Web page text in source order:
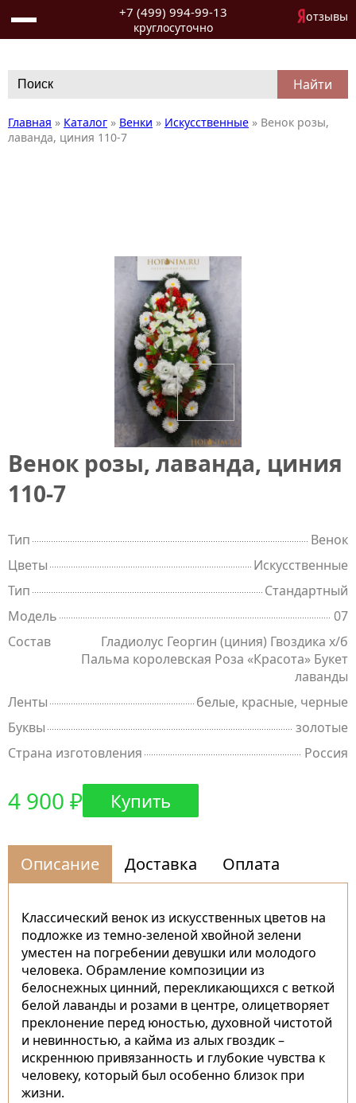
+7 (499) 994-99-13
круглосуточно
отзывы
for:
Главная » Каталог » Венки » Искусственные » Венок розы,
лаванда, циния 110-7
Венок розы, лаванда, циния
110-7
Тип
Венок
Цветы
Искусственные
Тип
Стандартный
Модель
07
Состав
Гладиолус Георгин (циния) Гвоздика х/б
Пальма королевская Роза «Красота» Букет
лаванды
Ленты
белые, красные, черные
Буквы
золотые
Страна изготовления
Россия
4 900 ₽ Купить
Описание Доставка Оплата
Классический венок из искусственных цветов на
подложке из темно-зеленой хвойной зелени
уместен на погребении девушки или молодого
человека. Обрамление композиции из
белоснежных цинний, перекликающихся с веткой
белой лаванды и розами в центре, олицетворяет
преклонение перед юностью, духовной чистотой
и невинностью, а кайма из алых гвоздик –
искреннюю привязанность и глубокие чувства к
человеку, который был особенно близок при
жизни.